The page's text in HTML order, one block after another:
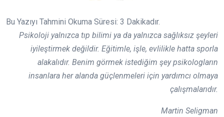
Bu Yazıyı Tahmini Okuma Süresi: 3 Dakikadır.
Psikoloji yalnızca tıp bilimi ya da yalnızca sağlıksız şeyleri
iyileştirmek değildir. Eğitimle, işle, evlilikle hatta sporla
alakalıdır. Benim görmek istediğim şey psikologların
insanlara her alanda güçlenmeleri için yardımcı olmaya
çalışmalarıdır.
Martin Seligman